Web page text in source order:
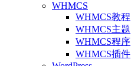
WHMCS
WHMCS教程
WHMCS主题
WHMCS程序
WHMCS插件